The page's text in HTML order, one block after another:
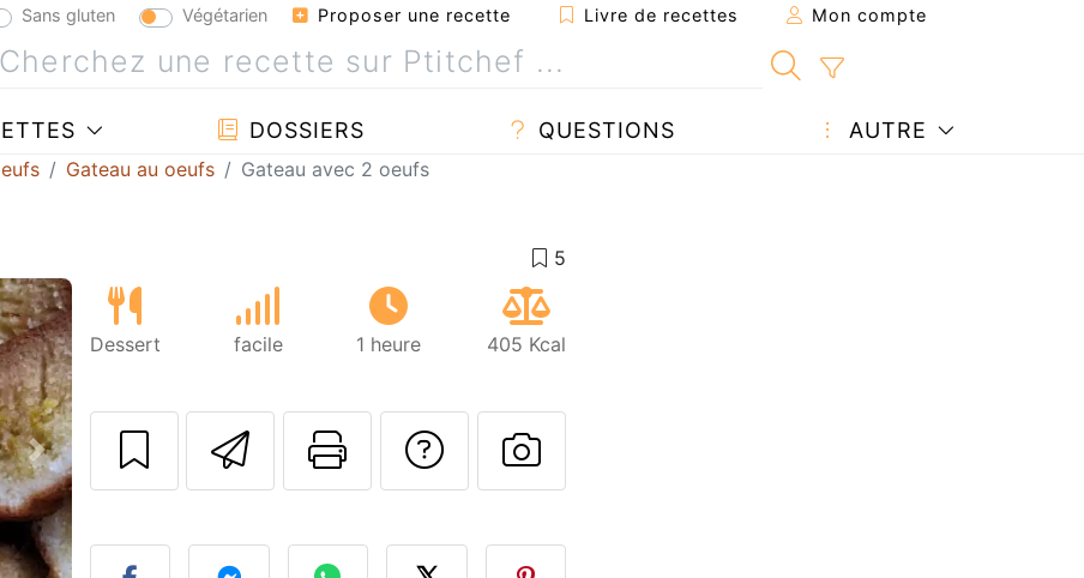
Sans gluten Végétarien Proposer une recette Livre de recettes Mon compte
DOSSIERS QUESTIONS AUTRE
Gateau au oeufs Gateau avec 2 oeufs
Suivant
Dessert facile 1 heure 405 Kcal
Envoyer cette recette à un ami
Imprimer cette page
Poser une question à l'auteur
Publier votre photo de cette